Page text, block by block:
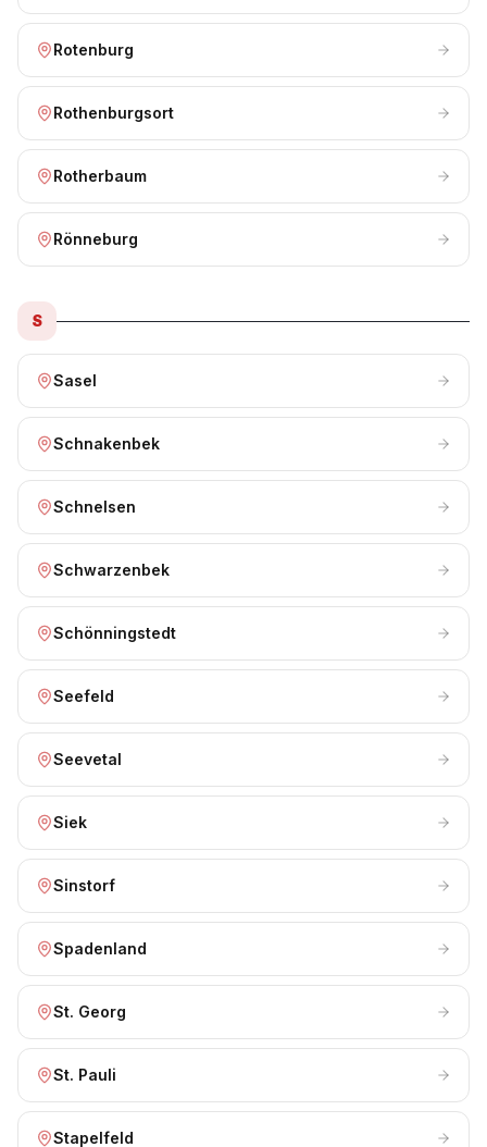
Rotenburg
Rothenburgsort
Rotherbaum
Rönneburg
S
Sasel
Schnakenbek
Schnelsen
Schwarzenbek
Schönningstedt
Seefeld
Seevetal
Siek
Sinstorf
Spadenland
St. Georg
St. Pauli
Stapelfeld